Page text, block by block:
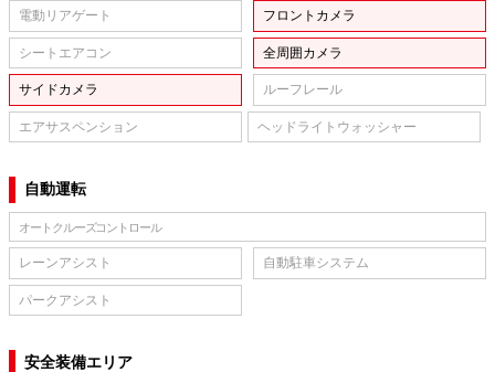
電動リアゲート フロントカメラ
シートエアコン 全周囲カメラ
サイドカメラ ルーフレール
エアサスペンション ヘッドライトウォッシャー
自動運転
オートクルーズコントロール
レーンアシスト 自動駐車システム
パークアシスト
安全装備エリア